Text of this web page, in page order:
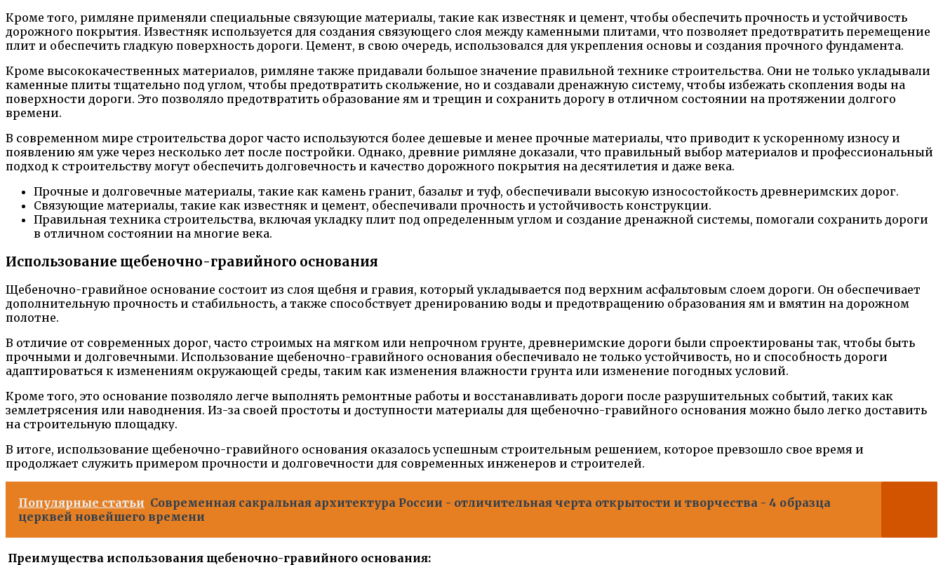
Кроме того, римляне применяли специальные связующие материалы, такие как известняк и цемент, чтобы обеспечить прочность и устойчивость
дорожного покрытия. Известняк используется для создания связующего слоя между каменными плитами, что позволяет предотвратить перемещение
плит и обеспечить гладкую поверхность дороги. Цемент, в свою очередь, использовался для укрепления основы и создания прочного фундамента.
Кроме высококачественных материалов, римляне также придавали большое значение правильной технике строительства. Они не только укладывали
каменные плиты тщательно под углом, чтобы предотвратить скольжение, но и создавали дренажную систему, чтобы избежать скопления воды на
поверхности дороги. Это позволяло предотвратить образование ям и трещин и сохранить дорогу в отличном состоянии на протяжении долгого
времени.
В современном мире строительства дорог часто используются более дешевые и менее прочные материалы, что приводит к ускоренному износу и
появлению ям уже через несколько лет после постройки. Однако, древние римляне доказали, что правильный выбор материалов и профессиональный
подход к строительству могут обеспечить долговечность и качество дорожного покрытия на десятилетия и даже века.
Прочные и долговечные материалы, такие как камень гранит, базальт и туф, обеспечивали высокую износостойкость древнеримских дорог.
Связующие материалы, такие как известняк и цемент, обеспечивали прочность и устойчивость конструкции.
Правильная техника строительства, включая укладку плит под определенным углом и создание дренажной системы, помогали сохранить дороги
в отличном состоянии на многие века.
Использование щебеночно-гравийного основания
Щебеночно-гравийное основание состоит из слоя щебня и гравия, который укладывается под верхним асфальтовым слоем дороги. Он обеспечивает
дополнительную прочность и стабильность, а также способствует дренированию воды и предотвращению образования ям и вмятин на дорожном
полотне.
В отличие от современных дорог, часто строимых на мягком или непрочном грунте, древнеримские дороги были спроектированы так, чтобы быть
прочными и долговечными. Использование щебеночно-гравийного основания обеспечивало не только устойчивость, но и способность дороги
адаптироваться к изменениям окружающей среды, таким как изменения влажности грунта или изменение погодных условий.
Кроме того, это основание позволяло легче выполнять ремонтные работы и восстанавливать дороги после разрушительных событий, таких как
землетрясения или наводнения. Из-за своей простоты и доступности материалы для щебеночно-гравийного основания можно было легко доставить
на строительную площадку.
В итоге, использование щебеночно-гравийного основания оказалось успешным строительным решением, которое превзошло свое время и
продолжает служить примером прочности и долговечности для современных инженеров и строителей.
Популярные статьи Современная сакральная архитектура России - отличительная черта открытости и творчества - 4 образца
церквей новейшего времени
Преимущества использования щебеночно-гравийного основания: